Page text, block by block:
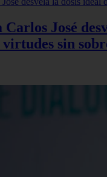
José
sin